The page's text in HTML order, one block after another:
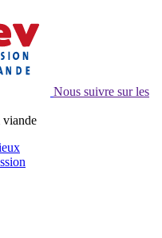
Nous suivre sur les
viande